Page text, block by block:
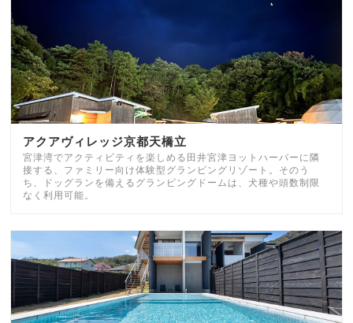
アクアヴィレッジ京都天橋立
宮津湾でアクティビティを楽しめる田井宮津ヨットハーバーに隣
接する、ファミリー向け体験型グランピングリゾート。そのう
ち、ドッグランを備えるグランピングドームは、犬種や頭数制限
なく利用可能。